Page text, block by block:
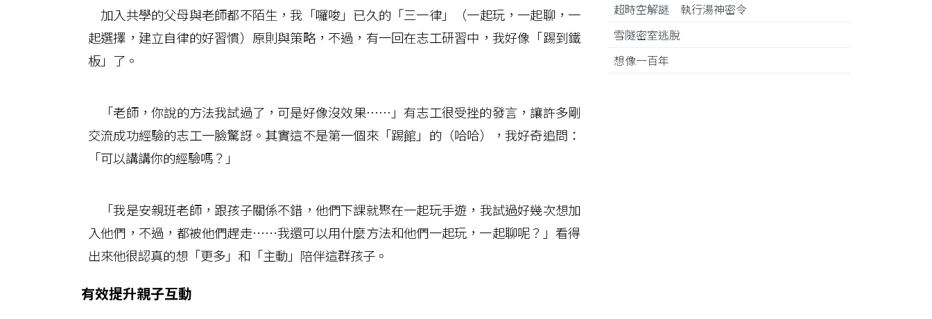
加入共學的父母與老師都不陌生，我「囉唆」已久的「三一律」（一起玩，一起聊，一
起選擇，建立自律的好習慣）原則與策略，不過，有一回在志工研習中，我好像「踢到鐵
板」了。
「老師，你說的方法我試過了，可是好像沒效果……」有志工很受挫的發言，讓許多剛
交流成功經驗的志工一臉驚訝。其實這不是第一個來「踢館」的（哈哈），我好奇追問：
「可以講講你的經驗嗎？」
「我是安親班老師，跟孩子關係不錯，他們下課就聚在一起玩手遊，我試過好幾次想加
入他們，不過，都被他們趕走……我還可以用什麼方法和他們一起玩，一起聊呢？」看得
出來他很認真的想「更多」和「主動」陪伴這群孩子。
有效提升親子互動
超時空解謎 執行湯神密令
雪隧密室逃脫
想像一百年